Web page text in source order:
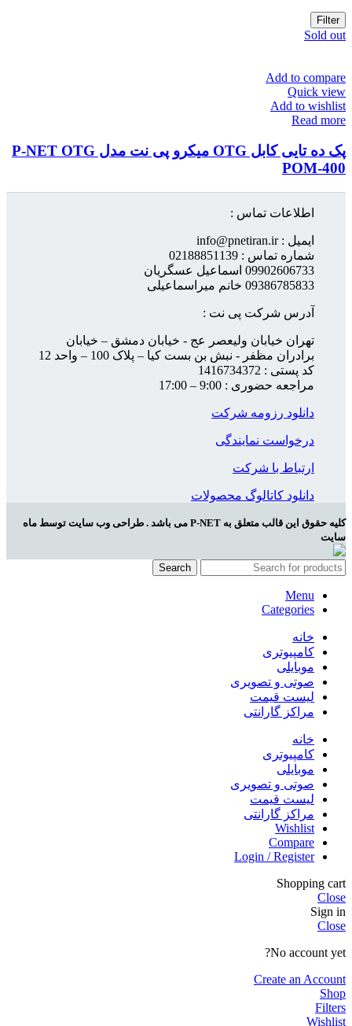
Filter
Sold out
Add to compare
Quick view
Add to wishlist
Read more
پک ده تایی کابل OTG میکرو پی نت مدل P-NET OTG
POM-400
اطلاعات تماس :
ایمیل : info@pnetiran.ir
شماره تماس : 02188851139
09902606733 اسماعیل عسگریان
09386785833 خانم میراسماعیلی
آدرس شرکت پی نت :
تهران خیابان ولیعصر عج - خیابان دمشق – خیابان
برادران مظفر - نبش بن بست کیا – پلاک 100 – واحد 12
کد پستی : 1416734372
مراجعه حضوری : 9:00 – 17:00
دانلود رزومه شرکت
درخواست نمایندگی
ارتباط با شرکت
دانلود کاتالوگ محصولات
کلیه حقوق این قالب متعلق به P-NET می باشد . طراحی وب سایت توسط ماه
سایت
Search
Menu
Categories
خانه
کامپیوتری
موبایلی
صوتی و تصویری
لیست قیمت
مراکز گارانتی
خانه
کامپیوتری
موبایلی
صوتی و تصویری
لیست قیمت
مراکز گارانتی
Wishlist
Compare
Login / Register
Shopping cart
Close
Sign in
Close
No account yet?
Create an Account
Shop
Filters
Wishlist